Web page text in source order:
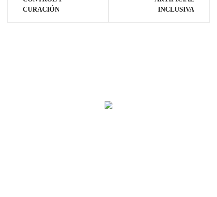
CURACIÓN
INCLUSIVA